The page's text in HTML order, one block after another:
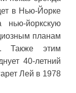
в Нью-Йорке
йоркскую
планам
Также этим
40-летний
Лей в 1978